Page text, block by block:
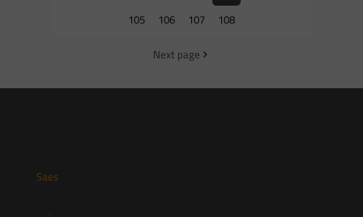
105
106 107 108
Next page
Saes